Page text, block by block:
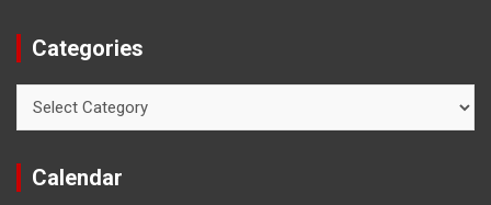
Categories
Calendar